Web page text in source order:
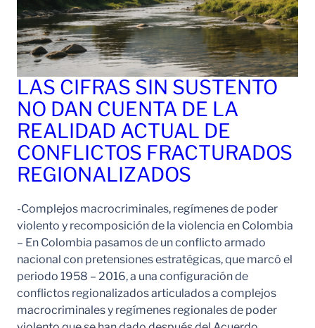
LAS CIFRAS SIN SUSTENTO
NO DAN CUENTA DE LA
REALIDAD ACTUAL DE
CONFLICTOS FRACTURADOS
REGIONALIZADOS
-Complejos macrocriminales, regímenes de poder
violento y recomposición de la violencia en Colombia
– En Colombia pasamos de un conflicto armado
nacional con pretensiones estratégicas, que marcó el
periodo 1958 – 2016, a una configuración de
conflictos regionalizados articulados a complejos
macrocriminales y regímenes regionales de poder